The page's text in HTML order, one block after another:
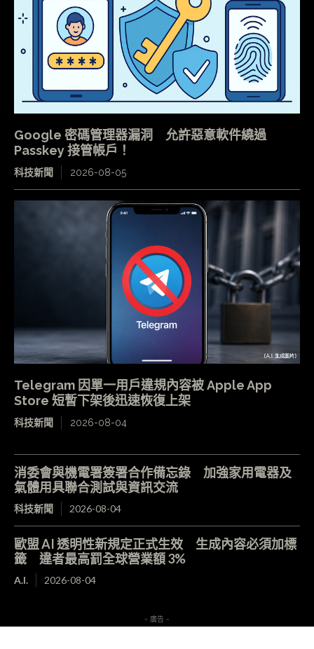
Google 密碼管理器漏洞 允許惡意軟件繞過
Passkey 接管帳戶！
科技新聞 2026-08-05
Telegram 因單一用戶違規內容被 Apple App
Store 短暫下架後迅速恢復上架
科技新聞 2026-08-04
消委會與機電署簽署合作備忘錄 加強家用電器及
氣體用具聯合測試與資訊交流
科技新聞 2026-08-04
歐盟 AI 透明性新規定正式生效 生成內容必須加標
籤 違者最高罰全球營業額 3%
A.I. 2026-08-04
- 廣告 -